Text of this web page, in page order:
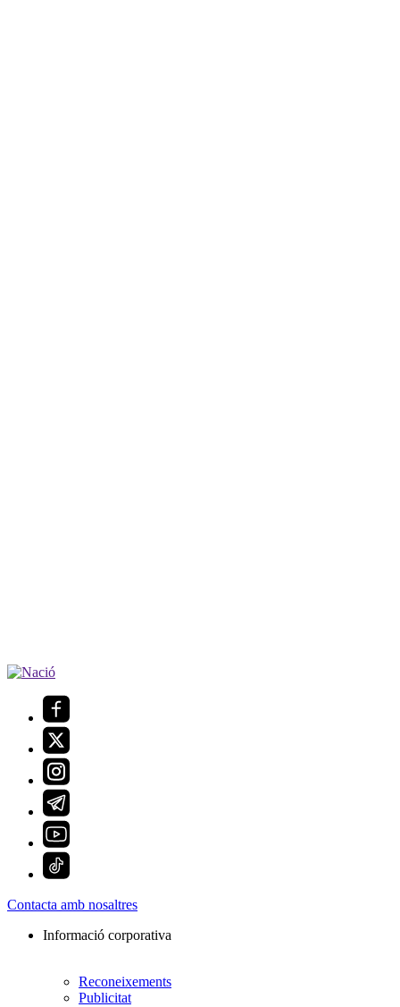
Contacta amb nosaltres
Informació corporativa
Reconeixements
Publicitat